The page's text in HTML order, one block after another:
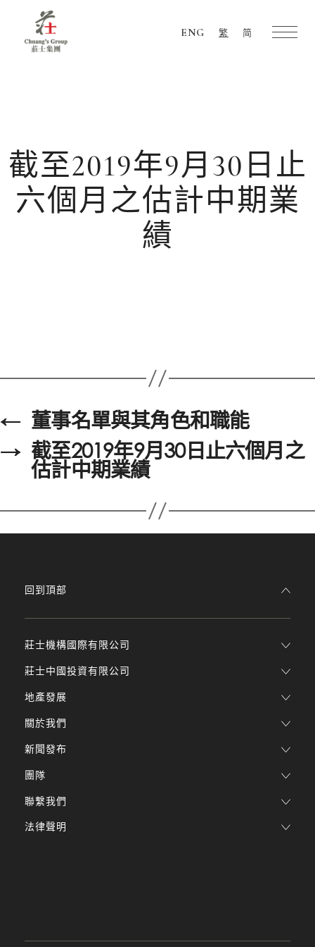
ENG 繁 简
截至2019年9月30日止
六個月之估計中期業
績
← 董事名單與其角色和職能
→ 截至2019年9月30日止六個月之
估計中期業績
莊士機構國際有限公司
莊士中國投資有限公司
地產發展
關於我們
新聞發布
團隊
回到頂部
聯繫我們
法律聲明